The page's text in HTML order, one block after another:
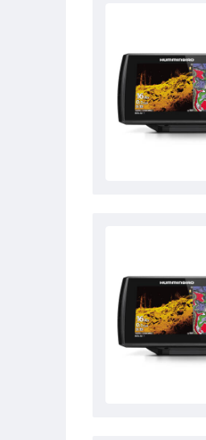
Deze prachtige
montagebeugel en
Een echt